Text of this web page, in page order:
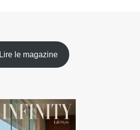
Lire le magazine